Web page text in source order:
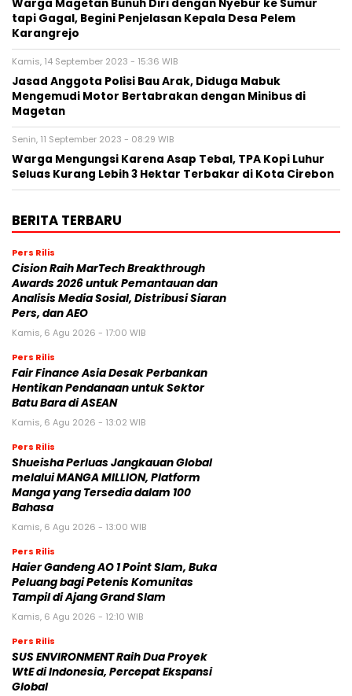
Warga Magetan Bunuh Diri dengan Nyebur ke Sumur
tapi Gagal, Begini Penjelasan Kepala Desa Pelem
Karangrejo
Kamis, 14 September 2023 - 15:36 WIB
Jasad Anggota Polisi Bau Arak, Diduga Mabuk
Mengemudi Motor Bertabrakan dengan Minibus di
Magetan
Senin, 11 September 2023 - 08:29 WIB
Warga Mengungsi Karena Asap Tebal, TPA Kopi Luhur
Seluas Kurang Lebih 3 Hektar Terbakar di Kota Cirebon
BERITA TERBARU
Pers Rilis
Cision Raih MarTech Breakthrough
Awards 2026 untuk Pemantauan dan
Analisis Media Sosial, Distribusi Siaran
Pers, dan AEO
Kamis, 6 Agu 2026 - 17:00 WIB
Pers Rilis
Fair Finance Asia Desak Perbankan
Hentikan Pendanaan untuk Sektor
Batu Bara di ASEAN
Kamis, 6 Agu 2026 - 13:02 WIB
Pers Rilis
Shueisha Perluas Jangkauan Global
melalui MANGA MILLION, Platform
Manga yang Tersedia dalam 100
Bahasa
Kamis, 6 Agu 2026 - 13:00 WIB
Pers Rilis
Haier Gandeng AO 1 Point Slam, Buka
Peluang bagi Petenis Komunitas
Tampil di Ajang Grand Slam
Kamis, 6 Agu 2026 - 12:10 WIB
Pers Rilis
SUS ENVIRONMENT Raih Dua Proyek
WtE di Indonesia, Percepat Ekspansi
Global